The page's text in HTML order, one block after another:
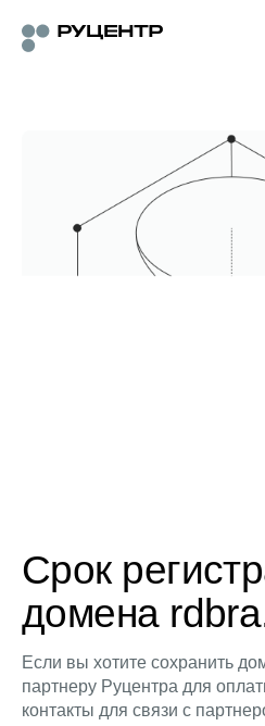
Срок
домена
Если вы хотите сохранить
партнеру Руцентра для
контакты для связи с